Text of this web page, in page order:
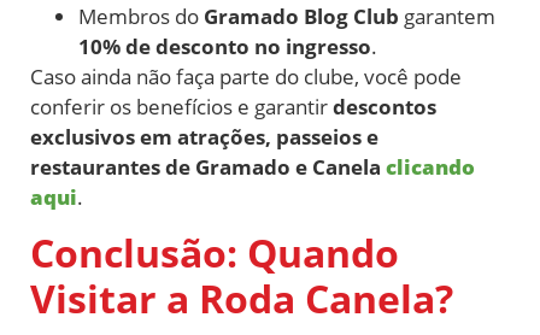
Membros do Gramado Blog Club garantem
10% de desconto no ingresso.
Caso ainda não faça parte do clube, você pode
conferir os benefícios e garantirdescontos
exclusivos em atrações, passeios e
restaurantes de Gramado e Canela clicando
aqui.
Conclusão: Quando
Visitar a Roda Canela?